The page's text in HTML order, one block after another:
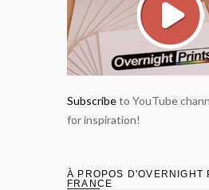
Subscribeto YouTube
for inspiration!
À PROPOS D'OVERNIGHT
FRANCE